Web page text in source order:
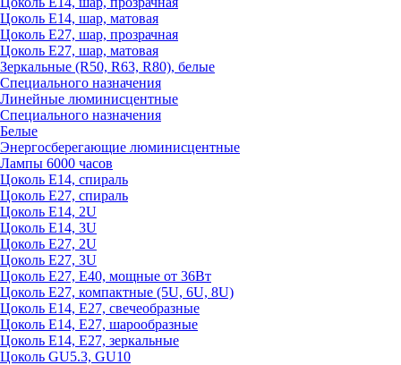
Цоколь Е14, шар, матовая
Цоколь Е27, шар, прозрачная
Цоколь Е27, шар, матовая
Зеркальные (R50, R63, R80), белые
Специального назначения
Линейные люминисцентные
Специального назначения
Белые
Энергосберегающие люминисцентные
Лампы 6000 часов
Цоколь Е14, спираль
Цоколь Е27, спираль
Цоколь Е14, 2U
Цоколь Е14, 3U
Цоколь Е27, 2U
Цоколь Е27, 3U
Цоколь Е27, Е40, мощные от 36Вт
Цоколь Е27, компактные (5U, 6U, 8U)
Цоколь Е14, Е27, свечеобразные
Цоколь Е14, Е27, шарообразные
Цоколь Е14, Е27, зеркальные
Цоколь GU5.3, GU10